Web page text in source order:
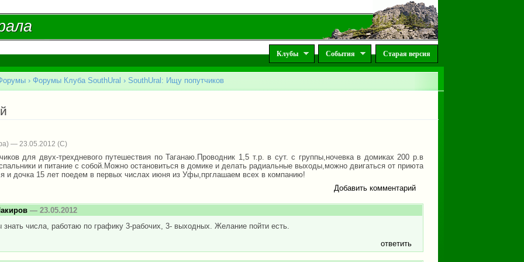
Клубы События Старая версия
› Форумы Клуба SouthUral › SouthUral: Ищу попутчиков
— 23.05.2012
для двух-трехдневого путешествия по Таганаю.Проводник 1,5 т.р. в сут. с группы,ночевка в домиках 200 р.в
и питание с собой.Можно остановиться в домике и делать радиальные выходы,можно двигаться от приюта
и дочка 15 лет поедем в первых числах июня из Уфы,прглашаем всех в компанию!
Добавить комментарий
— 23.05.2012
знать числа, работаю по графику 3-рабочих, 3- выходных. Желание пойти есть.
ответить